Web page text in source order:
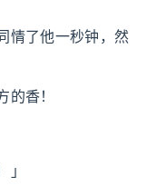
情了他一秒钟，然
香！